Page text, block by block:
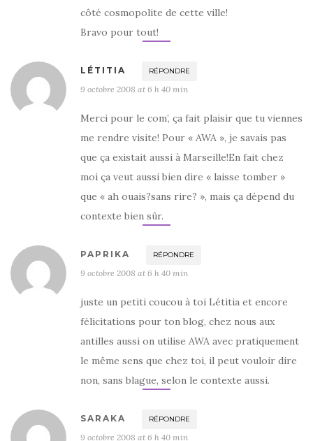
côté cosmopolite de cette ville!
Bravo pour tout!
LÉTITIA RÉPONDRE
9 octobre 2008 at 6 h 40 min
Merci pour le com’, ça fait plaisir que tu viennes
me rendre visite! Pour « AWA », je savais pas
que ça existait aussi à Marseille!En fait chez
moi ça veut aussi bien dire « laisse tomber »
que « ah ouais?sans rire? », mais ça dépend du
contexte bien sûr.
PAPRIKA RÉPONDRE
9 octobre 2008 at 6 h 40 min
juste un petiti coucou à toi Létitia et encore
félicitations pour ton blog, chez nous aux
antilles aussi on utilise AWA avec pratiquement
le même sens que chez toi, il peut vouloir dire
non, sans blague, selon le contexte aussi.
SARAKA RÉPONDRE
9 octobre 2008 at 6 h 40 min